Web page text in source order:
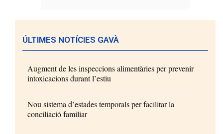
ÚLTIMES NOTÍCIES GAVÀ
Augment de les inspeccions alimentàries per prevenir
intoxicacions durant l’estiu
Nou sistema d’estades temporals per facilitar la
conciliació familiar